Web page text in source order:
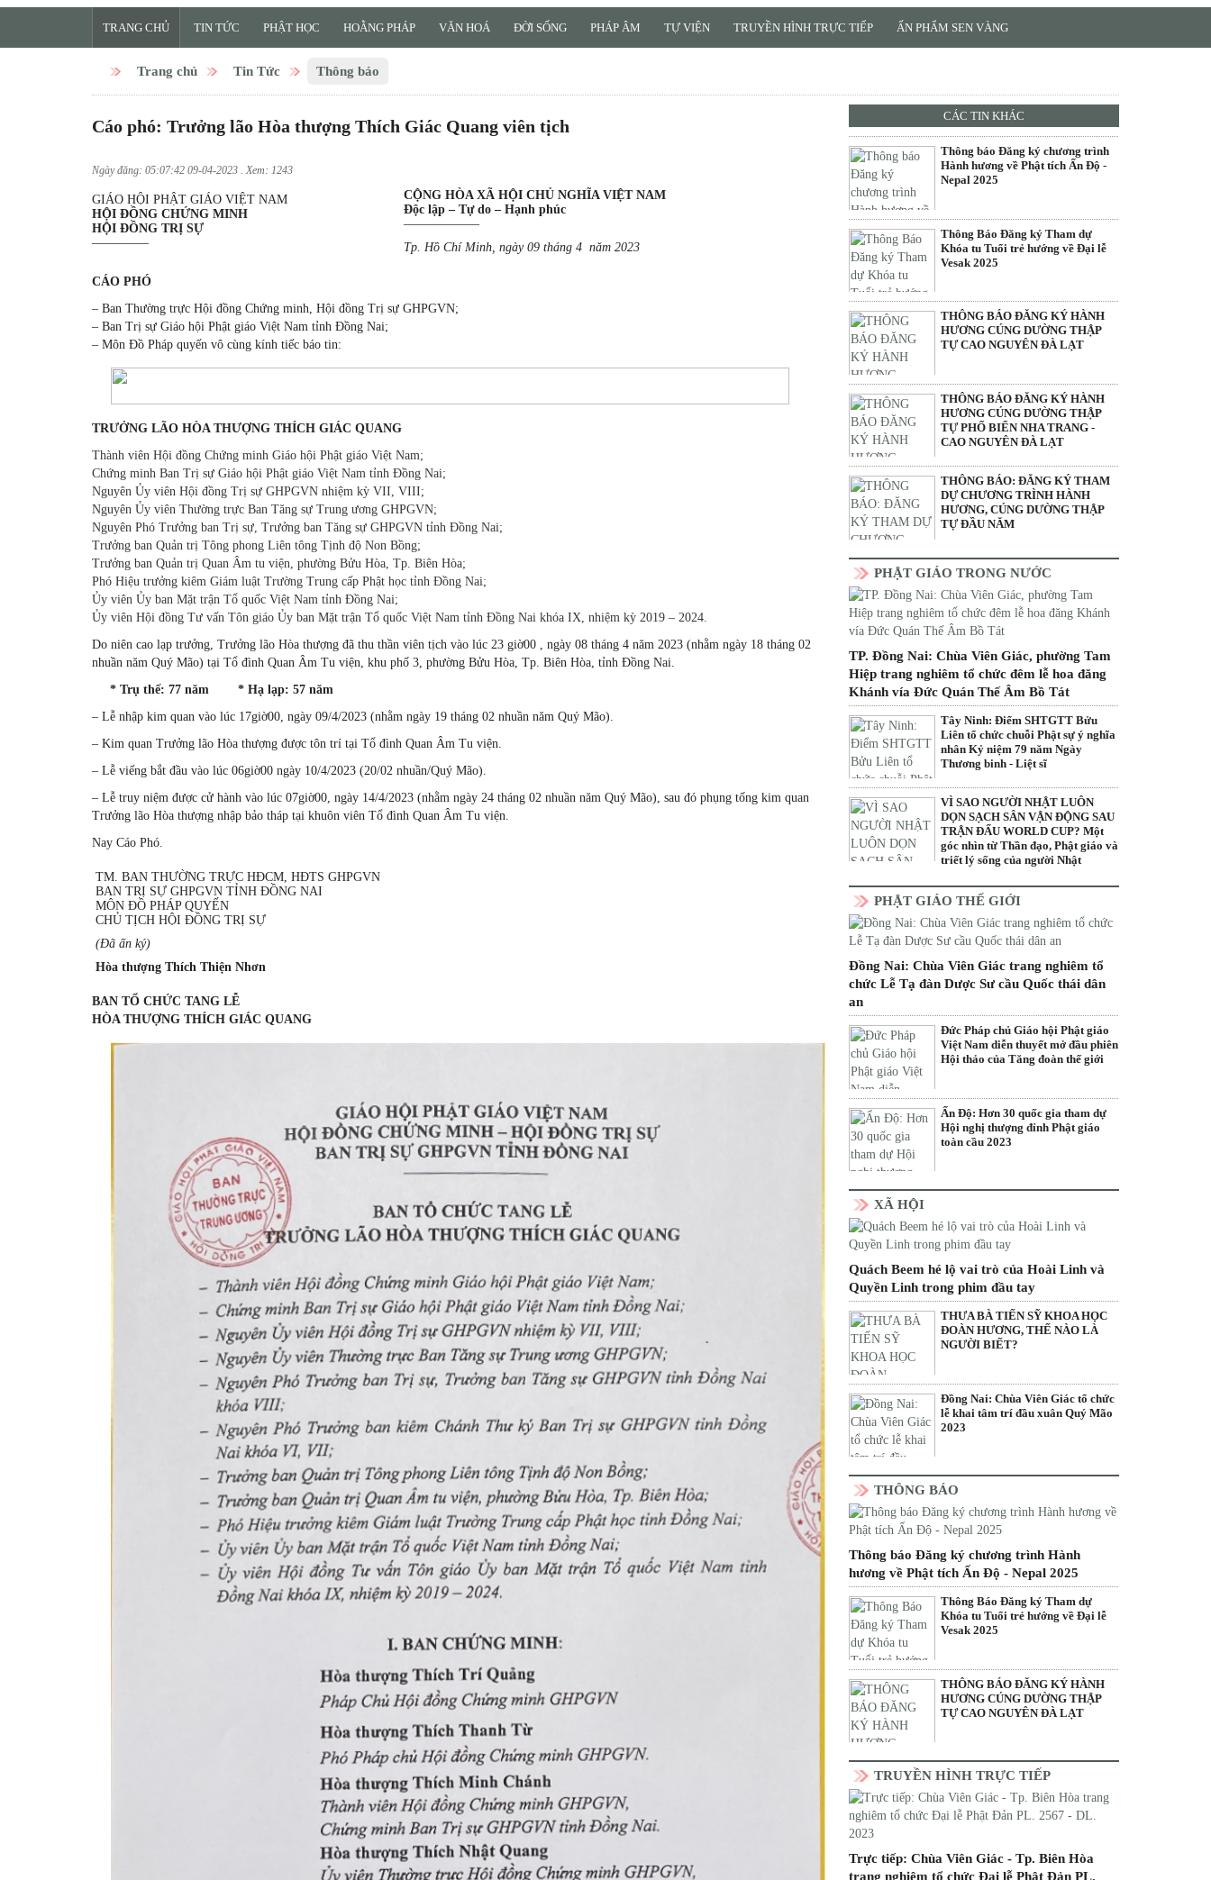
TRANG CHỦ TIN TỨC PHẬT HỌC HOẰNG PHÁP VĂN HOÁ ĐỜI SỐNG PHÁP ÂM TỰ VIỆN TRUYỀN HÌNH TRỰC TIẾP ẤN PHẨM SEN VÀNG
Trang chủ Tin Tức Thông báo
Cáo phó: Trưởng lão Hòa thượng Thích Giác Quang viên tịch
Ngày đăng: 05:07:42 09-04-2023 . Xem: 1243
GIÁO HỘI PHẬT GIÁO VIỆT NAM
HỘI ĐỒNG CHỨNG MINH
HỘI ĐỒNG TRỊ SỰ
————–
CỘNG HÒA XÃ HỘI CHỦ NGHĨA VIỆT NAM
Độc lập – Tự do – Hạnh phúc
——————
Tp. Hồ Chí Minh, ngày 09 tháng 4 năm 2023
CÁO PHÓ
– Ban Thường trực Hội đồng Chứng minh, Hội đồng Trị sự GHPGVN;
– Ban Trị sự Giáo hội Phật giáo Việt Nam tỉnh Đồng Nai;
– Môn Đồ Pháp quyến vô cùng kính tiếc báo tin:
TRƯỞNG LÃO HÒA THƯỢNG THÍCH GIÁC QUANG
Thành viên Hội đồng Chứng minh Giáo hội Phật giáo Việt Nam;
Chứng minh Ban Trị sự Giáo hội Phật giáo Việt Nam tỉnh Đồng Nai;
Nguyên Ủy viên Hội đồng Trị sự GHPGVN nhiệm kỳ VII, VIII;
Nguyên Ủy viên Thường trực Ban Tăng sự Trung ương GHPGVN;
Nguyên Phó Trưởng ban Trị sự, Trưởng ban Tăng sự GHPGVN tỉnh Đồng Nai;
Trưởng ban Quản trị Tông phong Liên tông Tịnh độ Non Bồng;
Trưởng ban Quản trị Quan Âm tu viện, phường Bửu Hòa, Tp. Biên Hòa;
Phó Hiệu trưởng kiêm Giám luật Trường Trung cấp Phật học tỉnh Đồng Nai;
Ủy viên Ủy ban Mặt trận Tổ quốc Việt Nam tỉnh Đồng Nai;
Ủy viên Hội đồng Tư vấn Tôn giáo Ủy ban Mặt trận Tổ quốc Việt Nam tỉnh Đồng Nai khóa IX, nhiệm kỳ 2019 – 2024.
Do niên cao lạp trưởng, Trưởng lão Hòa thượng đã thu thần viên tịch vào lúc 23 giờ00 , ngày 08 tháng 4 năm 2023 (nhằm ngày 18 tháng 02
nhuần năm Quý Mão) tại Tổ đình Quan Âm Tu viện, khu phố 3, phường Bửu Hòa, Tp. Biên Hòa, tỉnh Đồng Nai.
* Trụ thế: 77 năm * Hạ lạp: 57 năm
– Lễ nhập kim quan vào lúc 17giờ00, ngày 09/4/2023 (nhằm ngày 19 tháng 02 nhuần năm Quý Mão).
– Kim quan Trưởng lão Hòa thượng được tôn trí tại Tổ đình Quan Âm Tu viện.
– Lễ viếng bắt đầu vào lúc 06giờ00 ngày 10/4/2023 (20/02 nhuần/Quý Mão).
– Lễ truy niệm được cử hành vào lúc 07giờ00, ngày 14/4/2023 (nhằm ngày 24 tháng 02 nhuần năm Quý Mão), sau đó phụng tống kim quan
Trưởng lão Hòa thượng nhập bảo tháp tại khuôn viên Tổ đình Quan Âm Tu viện.
Nay Cáo Phó.
TM. BAN THƯỜNG TRỰC HĐCM, HĐTS GHPGVN
BAN TRỊ SỰ GHPGVN TỈNH ĐỒNG NAI
MÔN ĐỒ PHÁP QUYẾN
CHỦ TỊCH HỘI ĐỒNG TRỊ SỰ
(Đã ấn ký)
Hòa thượng Thích Thiện Nhơn
BAN TỔ CHỨC TANG LỄ
HÒA THƯỢNG THÍCH GIÁC QUANG
CÁC TIN KHÁC
Thông báo Đăng ký chương trình
Hành hương về Phật tích Ấn Độ -
Nepal 2025
Thông Báo Đăng ký Tham dự
Khóa tu Tuổi trẻ hướng về Đại lễ
Vesak 2025
THÔNG BÁO ĐĂNG KÝ HÀNH
HƯƠNG CÚNG DƯỜNG THẬP
TỰ CAO NGUYÊN ĐÀ LẠT
THÔNG BÁO ĐĂNG KÝ HÀNH
HƯƠNG CÚNG DƯỜNG THẬP
TỰ PHỐ BIỂN NHA TRANG -
CAO NGUYÊN ĐÀ LẠT
THÔNG BÁO: ĐĂNG KÝ THAM
DỰ CHƯƠNG TRÌNH HÀNH
HƯƠNG, CÚNG DƯỜNG THẬP
TỰ ĐẦU NĂM
PHẬT GIÁO TRONG NƯỚC
TP. Đồng Nai: Chùa Viên Giác, phường Tam
Hiệp trang nghiêm tổ chức đêm lễ hoa đăng
Khánh vía Đức Quán Thế Âm Bồ Tát
Tây Ninh: Điểm SHTGTT Bửu
Liên tổ chức chuỗi Phật sự ý nghĩa
nhân Kỷ niệm 79 năm Ngày
Thương binh - Liệt sĩ
VÌ SAO NGƯỜI NHẬT LUÔN
DỌN SẠCH SÂN VẬN ĐỘNG SAU
TRẬN ĐẤU WORLD CUP? Một
góc nhìn từ Thần đạo, Phật giáo và
triết lý sống của người Nhật
PHẬT GIÁO THẾ GIỚI
Đồng Nai: Chùa Viên Giác trang nghiêm tổ
chức Lễ Tạ đàn Dược Sư cầu Quốc thái dân
an
Đức Pháp chủ Giáo hội Phật giáo
Việt Nam diễn thuyết mở đầu phiên
Hội thảo của Tăng đoàn thế giới
Ấn Độ: Hơn 30 quốc gia tham dự
Hội nghị thượng đỉnh Phật giáo
toàn cầu 2023
XÃ HỘI
Quách Beem hé lộ vai trò của Hoài Linh và
Quyền Linh trong phim đầu tay
THƯA BÀ TIẾN SỸ KHOA HỌC
ĐOÀN HƯƠNG, THẾ NÀO LÀ
NGƯỜI BIẾT?
Đồng Nai: Chùa Viên Giác tổ chức
lễ khai tâm trí đầu xuân Quý Mão
2023
THÔNG BÁO
Thông báo Đăng ký chương trình Hành
hương về Phật tích Ấn Độ - Nepal 2025
Thông Báo Đăng ký Tham dự
Khóa tu Tuổi trẻ hướng về Đại lễ
Vesak 2025
THÔNG BÁO ĐĂNG KÝ HÀNH
HƯƠNG CÚNG DƯỜNG THẬP
TỰ CAO NGUYÊN ĐÀ LẠT
TRUYỀN HÌNH TRỰC TIẾP
Trực tiếp: Chùa Viên Giác - Tp. Biên Hòa
trang nghiêm tổ chức Đại lễ Phật Đản PL.